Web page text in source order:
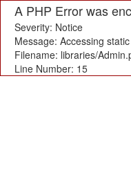
A PHP Error was
Severity: Notice
Message: Accessing
Filename: libraries/
Line Number: 15